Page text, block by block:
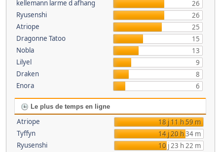
kellemann larme d afhang
26
Ryusenshi
26
Atriope
25
Dragonne Tatoo
15
Nobla
13
Lilyel
9
Draken
8
Enora
6
Le plus de temps en ligne
Atriope
18 j 11 h 59 m
Tyffyn
14 j 20 h 34 m
Ryusenshi
10 j 23 h 22 m